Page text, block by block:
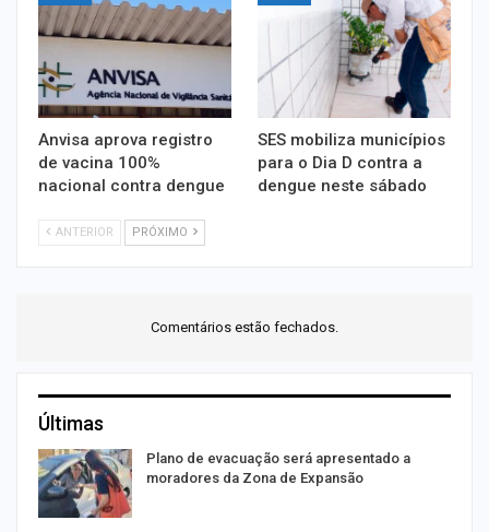
Anvisa aprova registro
de vacina 100%
nacional contra dengue
SES mobiliza municípios
para o Dia D contra a
dengue neste sábado
ANTERIOR PRÓXIMO
Comentários estão fechados.
Últimas
Plano de evacuação será apresentado a
moradores da Zona de Expansão